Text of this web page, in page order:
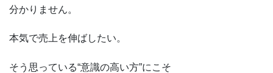
分かりません。
本気で売上を伸ばしたい。
そう思っている“意識の高い方”にこそ